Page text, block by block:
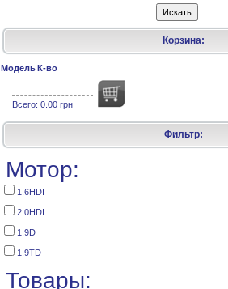
Корзина:
Модель К-во
Всего: 0.00 грн
Фильтр:
Мотор:
1.6HDI
2.0HDI
1.9D
1.9TD
Товары: